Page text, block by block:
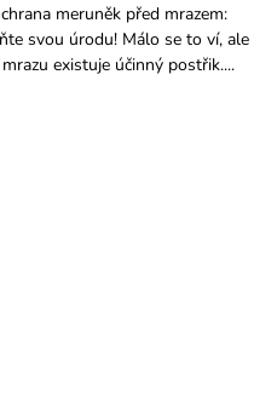
meruněk před mrazem:
svou úrodu! Málo se to ví, ale
existuje účinný postřik....